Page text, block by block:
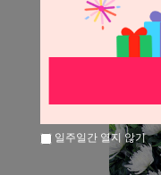
일주일간 열지 않기